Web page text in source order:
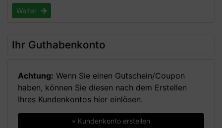
Weiter
Ihr Guthabenkonto
Achtung: Wenn Sie einen Gutschein/Coupon
haben, können Sie diesen nach dem Erstellen
Ihres Kundenkontos hier einlösen.
» Kundenkonto erstellen